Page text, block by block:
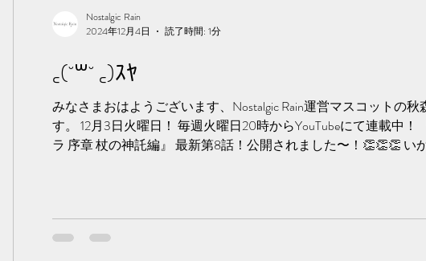
꜀(˘꒳˘ ꜀)ｽﾔ
みなさまおはようございます、Nostalgic Rain運営マスコットの秋
す。 12月3日火曜日！ 毎週火曜日20時からYouTubeにて連載中！
ラ 序章 杖の神託編』 最新第8話！公開されました〜！👏👏👏 い
Nostalgic Rain
2024年12月4日
読了時間: 1分